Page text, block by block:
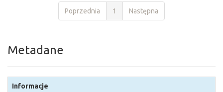
Poprzednia
1 Następna
Metadane
Informacje